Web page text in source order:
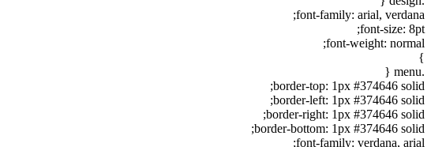
font-family: arial, verdana;
font-size: 8pt;
font-weight: normal;
}
.menu {
border-top: 1px #374646 solid;
border-left: 1px #374646 solid;
border-right: 1px #374646 solid;
border-bottom: 1px #374646 solid;
font-family: verdana, arial;